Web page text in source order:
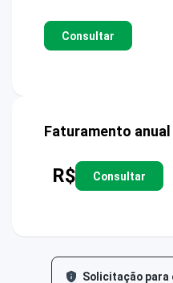
Consultar
Faturamento anual
R$ Consultar
Solicitação para